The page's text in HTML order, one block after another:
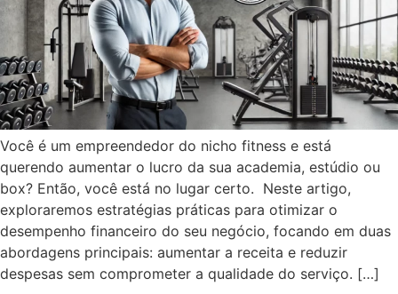
Você é um empreendedor do nicho fitness e está
querendo aumentar o lucro da sua academia, estúdio ou
box? Então, você está no lugar certo. Neste artigo,
exploraremos estratégias práticas para otimizar o
desempenho financeiro do seu negócio, focando em duas
abordagens principais: aumentar a receita e reduzir
despesas sem comprometer a qualidade do serviço. […]